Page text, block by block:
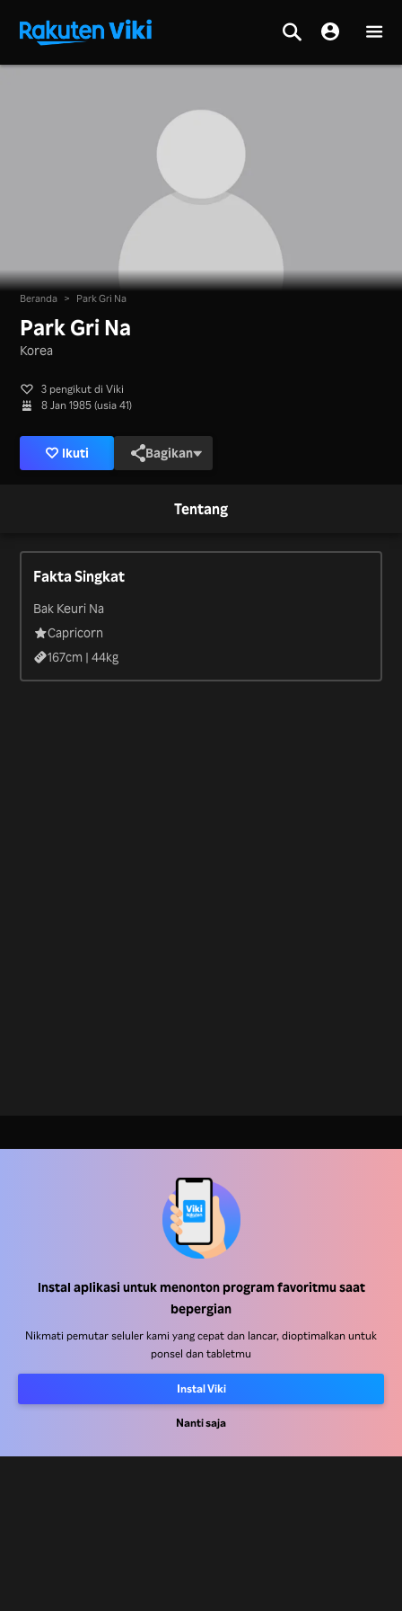
Instal aplikasi untuk menonton program favoritmu saat
bepergian
Nikmati pemutar seluler kami yang cepat dan lancar, dioptimalkan untuk
ponsel dan tabletmu
Instal Viki
Nanti saja
Beranda > Park Gri Na
Park Gri Na
Korea
3 pengikut di Viki
8 Jan 1985 (usia 41)
Ikuti Bagikan
Tentang
Fakta Singkat
Bak Keuri Na
Capricorn
167cm |44kg
Pusat Bantuan